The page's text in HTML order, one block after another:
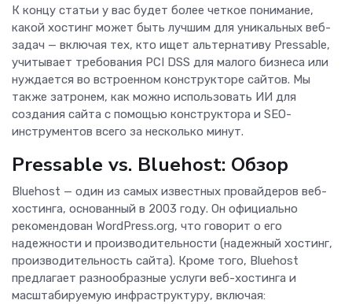
К концу статьи у вас будет более четкое понимание,
какой хостинг может быть лучшим для уникальных веб-
задач — включая тех, кто ищет альтернативу Pressable,
учитывает требования PCI DSS для малого бизнеса или
нуждается во встроенном конструкторе сайтов. Мы
также затронем, как можно использовать ИИ для
создания сайта с помощью конструктора и SEO-
инструментов всего за несколько минут.
Pressable vs. Bluehost: Обзор
Bluehost — один из самых известных провайдеров веб-
хостинга, основанный в 2003 году. Он официально
рекомендован WordPress.org, что говорит о его
надежности и производительности (надежный хостинг,
производительность сайта). Кроме того, Bluehost
предлагает разнообразные услуги веб-хостинга и
масштабируемую инфраструктуру, включая: